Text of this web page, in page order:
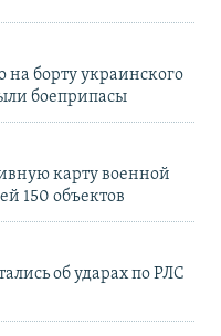
борту украинского
боеприпасы
карту военной
150 объектов
об ударах по РЛС